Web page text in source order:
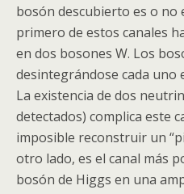
bosón descubierto es o no
primero de estos canales
en dos bosones W. Los
desintegrándose cada
La existencia de dos
detectados) complica este
imposible reconstruir un
otro lado, es el canal más
bosón de Higgs en una